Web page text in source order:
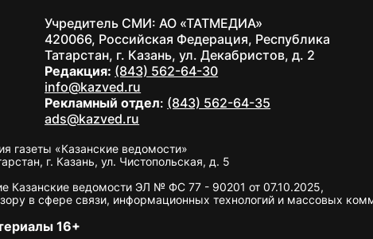
Учредитель СМИ: АО «ТАТМЕДИА»
420066, Российская Федерация, Республика
Татарстан, г. Казань, ул. Декабристов, д. 2
Редакция: (843) 562-64-30
info@kazved.ru
Рекламный отдел: (843) 562-64-35
ads@kazved.ru
газеты «Казанские ведомости»
г. Казань, ул. Чистопольская, д. 5
Казанские ведомости ЭЛ № ФС 77 - 90201 от 07.10.2025,
в сфере связи, информационных технологий и массовых
16+